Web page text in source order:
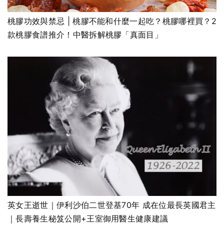
桃膠功效與禁忌 | 桃膠不能和什麼一起吃？桃膠哪裡買？2
款桃膠食譜推介！中醫拆解桃膠「真面目」
英女王逝世｜伊利沙伯二世登基70年 成在位最長英國君主
｜長壽養生秘笈公開+王室御用醫生健康建議